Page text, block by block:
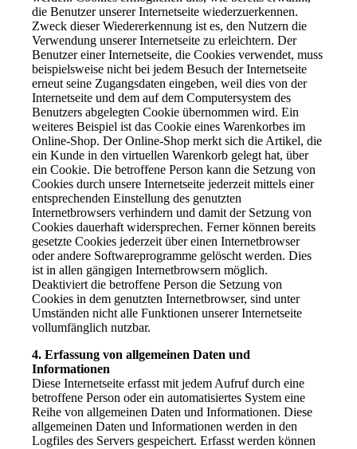
die Benutzer unserer Internetseite wiederzuerkennen.
Zweck dieser Wiedererkennung ist es, den Nutzern die
Verwendung unserer Internetseite zu erleichtern. Der
Benutzer einer Internetseite, die Cookies verwendet, muss
beispielsweise nicht bei jedem Besuch der Internetseite
erneut seine Zugangsdaten eingeben, weil dies von der
Internetseite und dem auf dem Computersystem des
Benutzers abgelegten Cookie übernommen wird. Ein
weiteres Beispiel ist das Cookie eines Warenkorbes im
Online-Shop. Der Online-Shop merkt sich die Artikel, die
ein Kunde in den virtuellen Warenkorb gelegt hat, über
ein Cookie. Die betroffene Person kann die Setzung von
Cookies durch unsere Internetseite jederzeit mittels einer
entsprechenden Einstellung des genutzten
Internetbrowsers verhindern und damit der Setzung von
Cookies dauerhaft widersprechen. Ferner können bereits
gesetzte Cookies jederzeit über einen Internetbrowser
oder andere Softwareprogramme gelöscht werden. Dies
ist in allen gängigen Internetbrowsern möglich.
Deaktiviert die betroffene Person die Setzung von
Cookies in dem genutzten Internetbrowser, sind unter
Umständen nicht alle Funktionen unserer Internetseite
vollumfänglich nutzbar.
4. Erfassung von allgemeinen Daten und
Informationen
Diese Internetseite erfasst mit jedem Aufruf durch eine
betroffene Person oder ein automatisiertes System eine
Reihe von allgemeinen Daten und Informationen. Diese
allgemeinen Daten und Informationen werden in den
Logfiles des Servers gespeichert. Erfasst werden können